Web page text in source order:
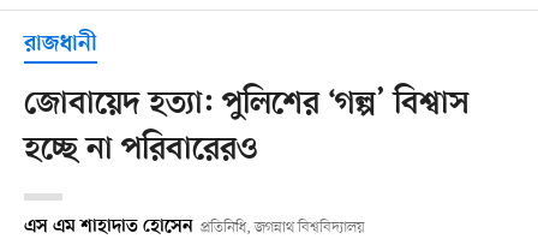
রাজধানী
জোবায়েদ হত্যা: পুলিশের ‘গল্প’ বিশ্বাস
হচ্ছে না পরিবারেরও
এস এম শাহাদাত হোসেন প্রতিনিধি, জগন্নাথ বিশ্ববিদ্যালয়